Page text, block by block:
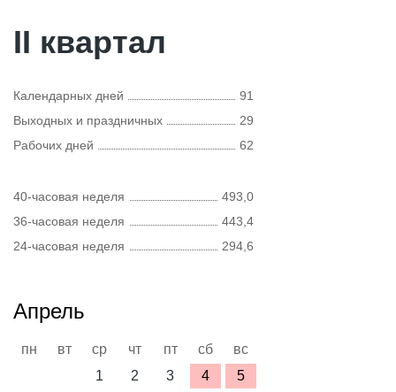
II квартал
Календарных дней
91
Выходных и праздничных
29
Рабочих дней
62
40-часовая неделя
493,0
36-часовая неделя
443,4
24-часовая неделя
294,6
Апрель
пн вт ср чт пт сб
вс
1
2 3 4
5